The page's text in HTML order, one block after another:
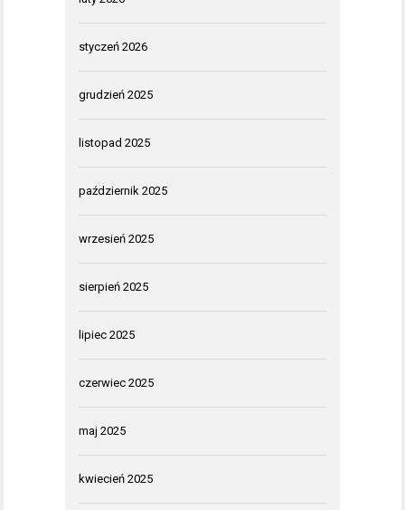
styczeń 2026
grudzień 2025
listopad 2025
październik 2025
wrzesień 2025
sierpień 2025
lipiec 2025
czerwiec 2025
maj 2025
kwiecień 2025